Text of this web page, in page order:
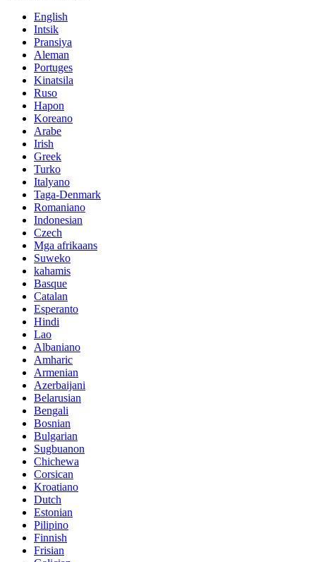
English
Intsik
Pransiya
Aleman
Portuges
Kinatsila
Ruso
Hapon
Koreano
Arabe
Irish
Greek
Turko
Italyano
Taga-Denmark
Romaniano
Indonesian
Czech
Mga afrikaans
Suweko
kahamis
Basque
Catalan
Esperanto
Hindi
Lao
Albaniano
Amharic
Armenian
Azerbaijani
Belarusian
Bengali
Bosnian
Bulgarian
Sugbuanon
Chichewa
Corsican
Kroatiano
Dutch
Estonian
Pilipino
Finnish
Frisian